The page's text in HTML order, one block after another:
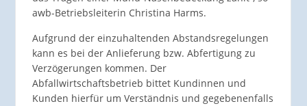
awb-Betriebsleiterin Christina Harms.
Aufgrund der einzuhaltenden Abstandsregelungen
kann es bei der Anlieferung bzw. Abfertigung zu
Verzögerungen kommen. Der
Abfallwirtschaftsbetrieb bittet Kundinnen und
Kunden hierfür um Verständnis und gegebenenfalls